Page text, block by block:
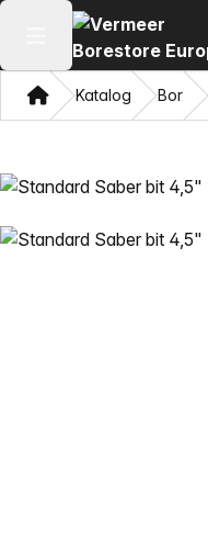
Åpne hovedmenyen
HjemKatalog Bor